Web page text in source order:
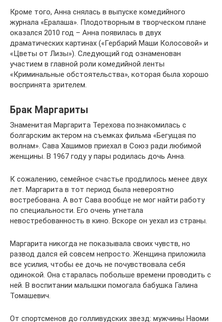
Кроме того, Анна снялась в выпуске комедийного
журнала «Ералаша». Плодотворным в творческом плане
оказался 2010 год – Анна появилась в двух
драматических картинах («Гербарий Маши Колосовой» и
«Цветы от Лизы»). Следующий год ознаменован
участием в главной роли комедийной ленты
«Криминальные обстоятельства», которая была хорошо
воспринята зрителем.
Брак Маргариты
Знаменитая Маргарита Терехова познакомилась с
болгарским актером на съемках фильма «Бегущая по
волнам». Сава Хашимов приехал в Союз ради любимой
женщины. В 1967 году у пары родилась дочь Анна.
К сожалению, семейное счастье продлилось менее двух
лет. Маргарита в тот период была невероятно
востребована. А вот Сава вообще не мог найти работу
по специальности. Его очень угнетала
невостребованность в кино. Вскоре он уехал из страны.
Маргарита никогда не показывала своих чувств, но
развод дался ей совсем непросто. Женщина приложила
все усилия, чтобы ее дочь не почувствовала себя
одинокой. Она старалась побольше времени проводить с
ней. В воспитании малышки помогала бабушка Галина
Томашевич.
От спортсменов до голливудских звезд: мужчины Наоми